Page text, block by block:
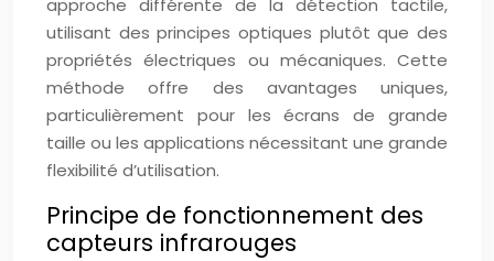
approche différente de la détection tactile,
utilisant des principes optiques plutôt que des
propriétés électriques ou mécaniques. Cette
méthode offre des avantages uniques,
particulièrement pour les écrans de grande
taille ou les applications nécessitant une grande
flexibilité d’utilisation.
Principe de fonctionnement des
capteurs infrarouges